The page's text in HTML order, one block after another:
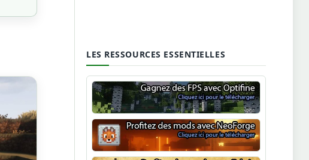
LES RESSOURCES ESSENTIELLES
Optifine
NeoForge